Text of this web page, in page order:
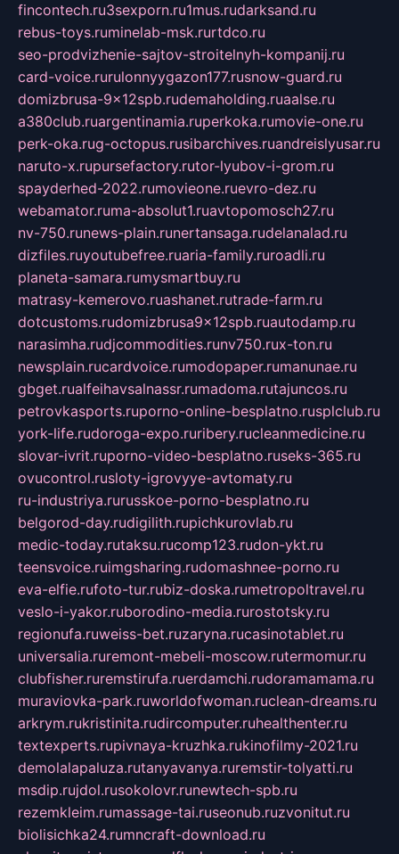
fincontech.ru3sexporn.ru1mus.rudarksand.ru
rebus-toys.ruminelab-msk.rurtdco.ru
seo-prodvizhenie-sajtov-stroitelnyh-kompanij.ru
card-voice.rurulonnyygazon177.rusnow-guard.ru
domizbrusa-9x12spb.rudemaholding.ruaalse.ru
a380club.ruargentinamia.ruperkoka.rumovie-one.ru
perk-oka.rug-octopus.rusibarchives.ruandreislyusar.ru
naruto-x.rupursefactory.rutor-lyubov-i-grom.ru
spayderhed-2022.rumovieone.ruevro-dez.ru
webamator.ruma-absolut1.ruavtopomosch27.ru
nv-750.runews-plain.runertansaga.rudelanalad.ru
dizfiles.ruyoutubefree.ruaria-family.ruroadli.ru
planeta-samara.rumysmartbuy.ru
matrasy-kemerovo.ruashanet.rutrade-farm.ru
dotcustoms.rudomizbrusa9x12spb.ruautodamp.ru
narasimha.rudjcommodities.runv750.rux-ton.ru
newsplain.rucardvoice.rumodopaper.rumanunae.ru
gbget.rualfeihavsalnassr.rumadoma.rutajuncos.ru
petrovkasports.ruporno-online-besplatno.rusplclub.ru
york-life.rudoroga-expo.ruribery.rucleanmedicine.ru
slovar-ivrit.ruporno-video-besplatno.ruseks-365.ru
ovucontrol.rusloty-igrovyye-avtomaty.ru
ru-industriya.rurusskoe-porno-besplatno.ru
belgorod-day.rudigilith.rupichkurovlab.ru
medic-today.rutaksu.rucomp123.rudon-ykt.ru
teensvoice.ruimgsharing.rudomashnee-porno.ru
eva-elfie.rufoto-tur.rubiz-doska.rumetropoltravel.ru
veslo-i-yakor.ruborodino-media.rurostotsky.ru
regionufa.ruweiss-bet.ruzaryna.rucasinotablet.ru
universalia.ruremont-mebeli-moscow.rutermomur.ru
clubfisher.ruremstirufa.ruerdamchi.rudoramamama.ru
muraviovka-park.ruworldofwoman.ruclean-dreams.ru
arkrym.rukristinita.rudircomputer.ruhealthenter.ru
textexperts.rupivnaya-kruzhka.rukinofilmy-2021.ru
demolalapaluza.rutanyavanya.ruremstir-tolyatti.ru
msdip.rujdol.rusokolovr.runewtech-spb.ru
rezemkleim.rumassage-tai.ruseonub.ruzvonitut.ru
biolisichka24.rumncraft-download.ru